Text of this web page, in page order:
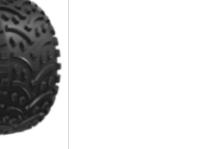
förbi,
viss
03